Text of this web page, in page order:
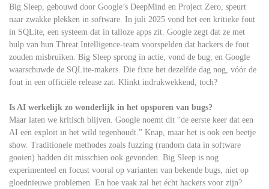
Big Sleep, gebouwd door Google’s DeepMind en Project Zero, speurt
naar zwakke plekken in software. In juli 2025 vond het een kritieke fout
in SQLite, een systeem dat in talloze apps zit. Google zegt dat ze met
hulp van hun Threat Intelligence-team voorspelden dat hackers de fout
zouden misbruiken. Big Sleep sprong in actie, vond de bug, en Google
waarschuwde de SQLite-makers. Die fixte het dezelfde dag nog, vóór de
fout in een officiële release zat. Klinkt indrukwekkend, toch?
Is AI werkelijk zo wonderlijk in het opsporen van bugs?
Maar laten we kritisch blijven. Google noemt dit “de eerste keer dat een
AI een exploit in het wild tegenhoudt.” Knap, maar het is ook een beetje
show. Traditionele methodes zoals fuzzing (random data in software
gooien) hadden dit misschien ook gevonden. Big Sleep is nog
experimenteel en focust vooral op varianten van bekende bugs, niet op
gloednieuwe problemen. En hoe vaak zal het écht hackers voor zijn?